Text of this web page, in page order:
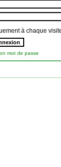
à chaque
mot de passe